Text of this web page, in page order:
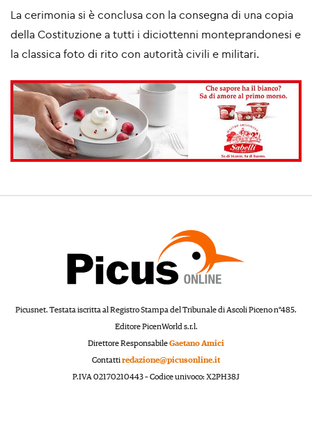
La cerimonia si è conclusa con la consegna di una copia
della Costituzione a tutti i diciottenni monteprandonesi e
la classica foto di rito con autorità civili e militari.
Picusnet. Testata iscritta al Registro Stampa del Tribunale di Ascoli Piceno n°485.
Editore PicenWorld s.r.l.
Direttore ResponsabileGaetano Amici
Contattiredazione@picusonline.it
P.IVA 02170210443 – Codice univoco: X2PH38J